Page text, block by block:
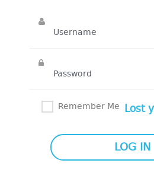
Remember Me Lost